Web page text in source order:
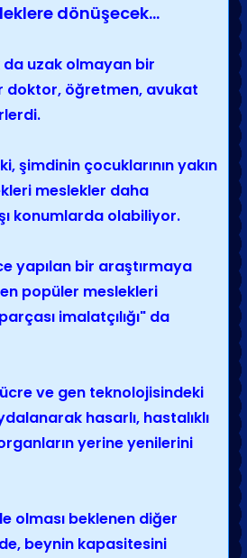
dönüşecek...
uzak olmayan bir
doktor, öğretmen, avukat
şimdinin çocuklarının yakın
meslekler daha
konumlarda olabiliyor.
yapılan bir araştırmaya
en popüler meslekleri
imalatçılığı" da
ve gen teknolojisindeki
hasarlı, hastalıklı
yerine yenilerini
olması beklenen diğer
beynin kapasitesini